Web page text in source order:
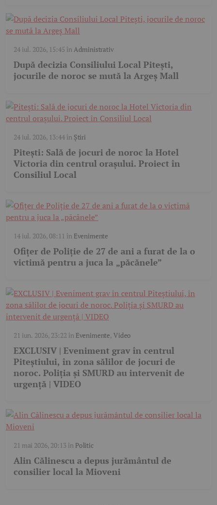
24 iul. 2026, 15:45 înAdministrativ
După decizia Consiliului Local Pitești,
jocurile de noroc se mută la Argeș Mall
24 iul. 2026, 13:44în Știri
Pitești: Sală de jocuri de noroc la Hotel
Victoria din centrul orașului. Proiect în
Consiliul Local
14 iul. 2026, 08:11 în Evenimente
Ofițer de Poliție de 27 de ani a furat de la o
victimă pentru a juca la „păcănele”
21 iun. 2026, 23:22 în Evenimente,Video
EXCLUSIV | Eveniment grav în centrul
Piteștiului, în zona sălilor de jocuri de
noroc. Poliția și SMURD au intervenit de
urgență | VIDEO
21 mai 2026, 20:13în Politic
Alin Călinescu a depus jurământul de
consilier local la Mioveni